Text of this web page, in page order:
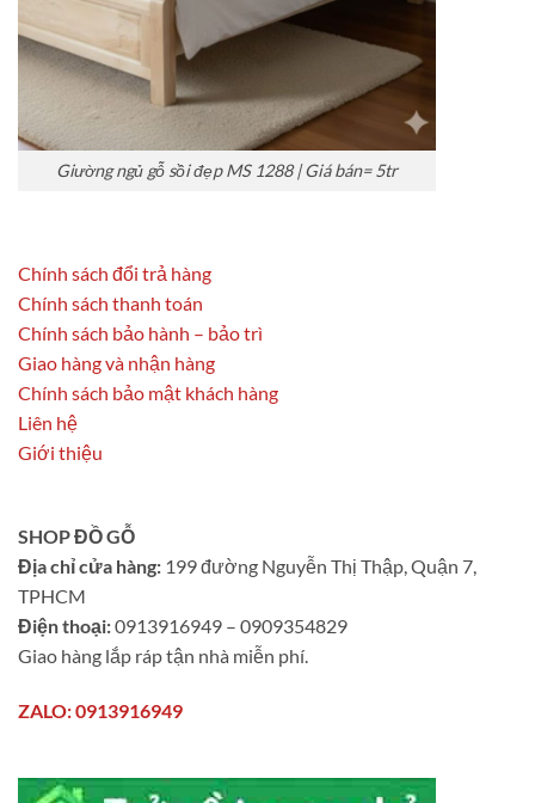
Giường ngủ gỗ sồi đẹp MS 1288 | Giá bán= 5tr
Chính sách đổi trả hàng
Chính sách thanh toán
Chính sách bảo hành – bảo trì
Giao hàng và nhận hàng
Chính sách bảo mật khách hàng
Liên hệ
Giới thiệu
SHOP ĐỒ GỖ
Địa chỉ cửa hàng: 199 đường Nguyễn Thị Thập, Quận 7,
TPHCM
Điện thoại:0913916949 – 0909354829
Giao hàng lắp ráp tận nhà miễn phí.
ZALO: 0913916949